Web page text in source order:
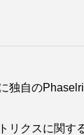
独自の
リクスに関す